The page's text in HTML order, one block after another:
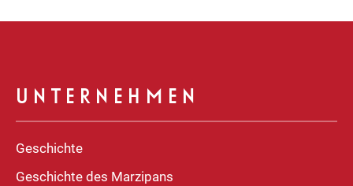
UNTERNEHMEN
Geschichte
Geschichte des Marzipans